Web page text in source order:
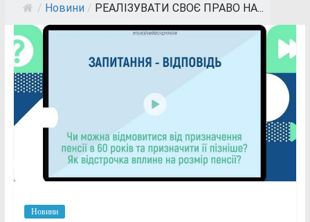
/ Новини / РЕАЛІЗУВАТИ СВОЄ ПРАВО НА...
Новини